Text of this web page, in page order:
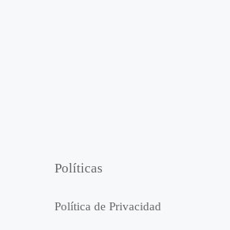
Políticas
Política de Privacidad